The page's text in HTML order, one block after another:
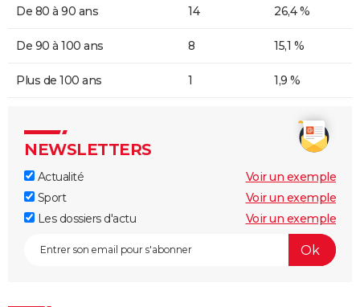
De 80 à 90 ans 14 26,4 %
De 90 à 100 ans 8 15,1 %
Plus de 100 ans 1 1,9 %
NEWSLETTERS
Actualité
Voir un exemple
Sport
Voir un exemple
Les dossiers d'actu
Voir un exemple